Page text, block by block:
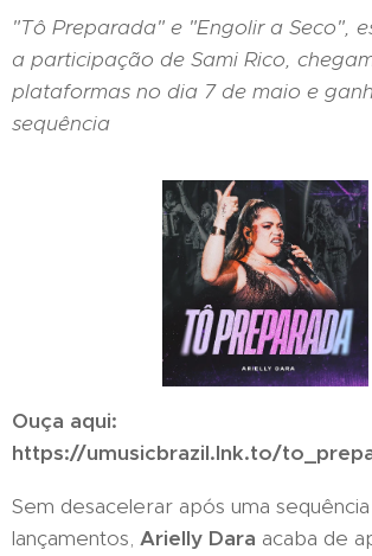
"Tô Preparada" e "Engolir a Seco",
a participação de Sami Rico,
plataformas no dia 7 de maio e
sequência
Ouça aqui:
https://umusicbrazil.lnk.to/
Sem desacelerar após uma
lançamentos, Arielly Dara acaba de